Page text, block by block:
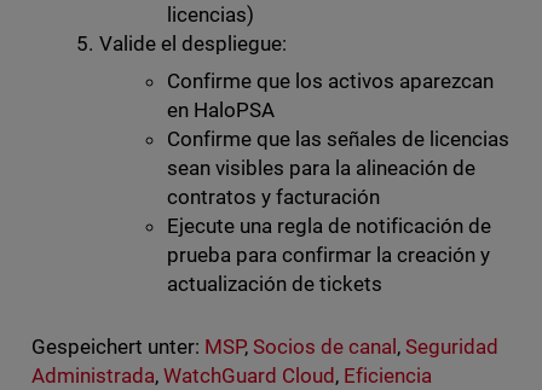
licencias)
Valide el despliegue:
Confirme que los activos aparezcan
en HaloPSA
Confirme que las señales de licencias
sean visibles para la alineación de
contratos y facturación
Ejecute una regla de notificación de
prueba para confirmar la creación y
actualización de tickets
Gespeichert unter: MSP, Socios de canal,Seguridad
Administrada, WatchGuard Cloud, Eficiencia